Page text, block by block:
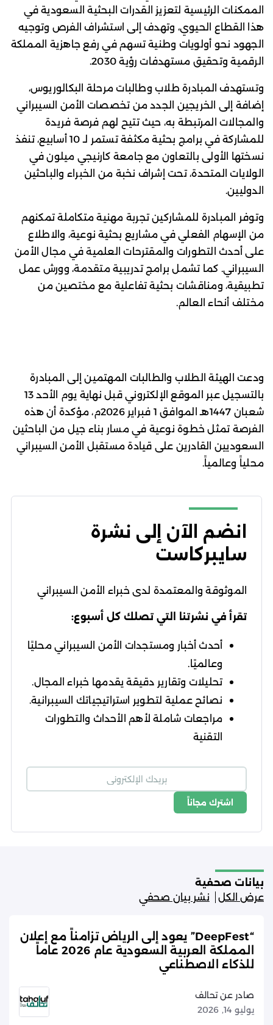
الممكنات الرئيسية لتعزيز القدرات البحثية السعودية في
هذا القطاع الحيوي، وتهدف إلى استشراف الفرص وتوجيه
الجهود نحو أولويات وطنية تسهم في رفع جاهزية المملكة
الرقمية وتحقيق مستهدفات رؤية 2030.
وتستهدف المبادرة طلاب وطالبات مرحلة البكالوريوس،
إضافة إلى الخريجين الجدد من تخصصات الأمن السيبراني
والمجالات المرتبطة به، حيث تتيح لهم فرصة فريدة
للمشاركة في برامج بحثية مكثفة تستمر لـ 10 أسابيع، تنفذ
نسختها الأولى بالتعاون مع جامعة كارنيجي ميلون في
الولايات المتحدة، تحت إشراف نخبة من الخبراء والباحثين
الدوليين.
وتوفر المبادرة للمشاركين تجربة مهنية متكاملة تمكنهم
من الإسهام الفعلي في مشاريع بحثية نوعية، والاطلاع
على أحدث التطورات والمقترحات العلمية في مجال الأمن
السيبراني. كما تشمل برامج تدريبية متقدمة، وورش عمل
تطبيقية، ومناقشات بحثية تفاعلية مع مختصين من
مختلف أنحاء العالم.
ودعت الهيئة الطلاب والطالبات المهتمين إلى المبادرة
بالتسجيل عبر الموقع الإلكتروني قبل نهاية يوم الأحد 13
شعبان 1447هـ الموافق 1 فبراير 2026م، مؤكدة أن هذه
الفرصة تمثل خطوة نوعية في مسار بناء جيل من الباحثين
السعوديين القادرين على قيادة مستقبل الأمن السيبراني
محلياً وعالمياً.
انضم الآن إلى نشرة
سايبركاست
الموثوقة والمعتمدة لدى خبراء الأمن السيبراني
تقرأ في نشرتنا التي تصلك كل أسبوع:
أحدث أخبار ومستجدات الأمن السيبراني محليًا
وعالميًا.
تحليلات وتقارير دقيقة يقدمها خبراء المجال.
نصائح عملية لتطوير استراتيجياتك السيبرانية.
مراجعات شاملة لأهم الأحداث والتطورات
التقنية
اشترك مجاناً
بيانات صحفية
عرض الكل
نشر بيان صحفي
“DeepFest” يعود إلى الرياض تزامناً مع إعلان
المملكة العربية السعودية عام 2026 عاماً
للذكاء الاصطناعي
صادر عن تحالف
يوليو 14, 2026